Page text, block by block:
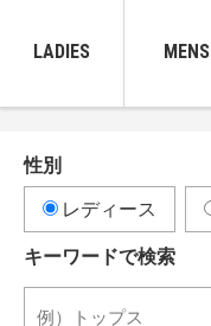
LADIES MENS
性別
レディース
キーワードで検索